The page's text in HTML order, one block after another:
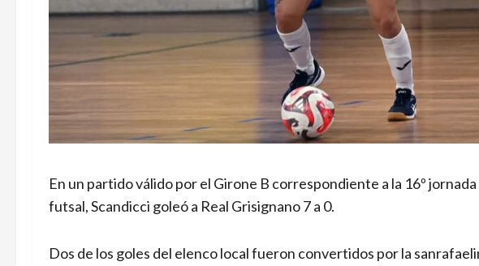
En un partido válido por el Girone B correspondiente a la 16º
futsal, Scandicci goleó a Real Grisignano 7 a 0.
Dos de los goles del elenco local fueron convertidos por la